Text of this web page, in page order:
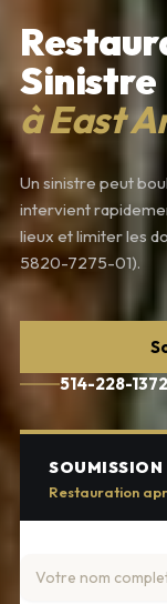
Sinistre
à East
Un sinistre peut
intervient
lieux et limiter les
5820-7275-01).
514-228-
Restauration